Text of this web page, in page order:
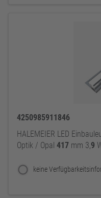
4250985911846
HALEMEIER LED
Optik / Opal 417 mm 3,9
keine